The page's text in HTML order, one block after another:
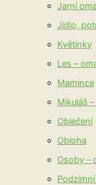
Jarní
Jídlo,
Květinky
Les –
Mamince
Mikuláš
Oblečení
Obloha
Osoby –